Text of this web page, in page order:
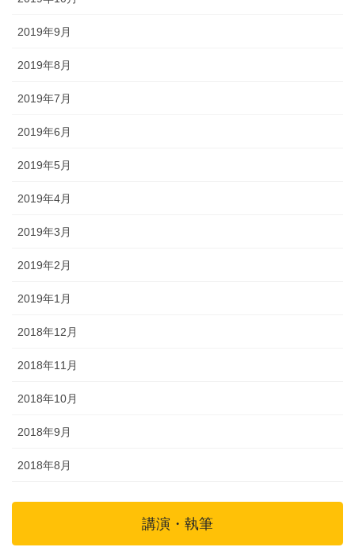
2019年9月
2019年8月
2019年7月
2019年6月
2019年5月
2019年4月
2019年3月
2019年2月
2019年1月
2018年12月
2018年11月
2018年10月
2018年9月
2018年8月
講演・執筆